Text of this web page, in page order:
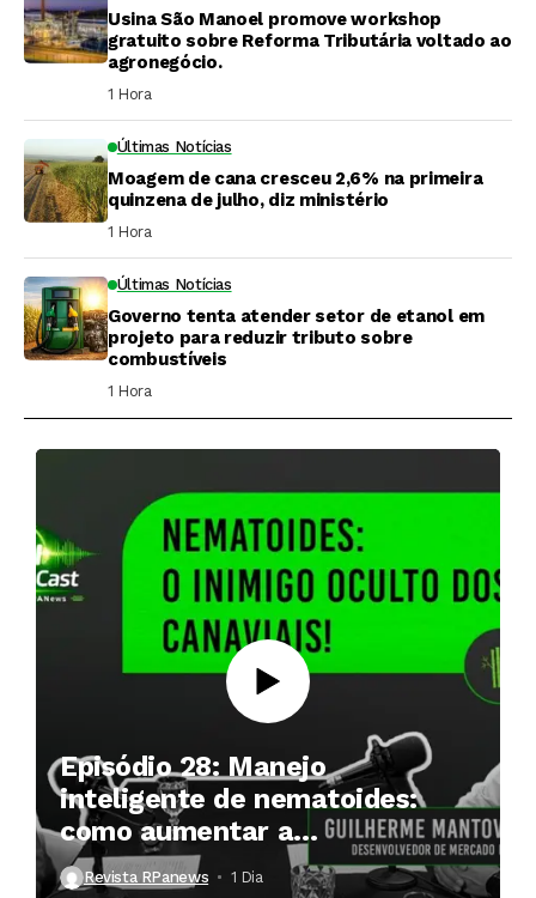
Usina São Manoel promove workshop
gratuito sobre Reforma Tributária voltado ao
agronegócio.
1 Hora ⁮
Últimas Notícias
Moagem de cana cresceu 2,6% na primeira
quinzena de julho, diz ministério
1 Hora ⁮
Últimas Notícias
Governo tenta atender setor de etanol em
projeto para reduzir tributo sobre
combustíveis
1 Hora ⁮
Episódio 28: Manejo
inteligente de nematoides:
como aumentar a
produtividade das soqueiras?
Revista RPanews 1 Dia ⁮